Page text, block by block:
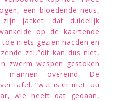
een bloedende neus,
jacket, dat duidelijk
op de kaartende
niets gezien hadden en
zei,”dit kan dus niet,
zwerm wespen gestoken
mannen overeind. De
tafel, “wat is er met jou
wie heeft dat gedaan,